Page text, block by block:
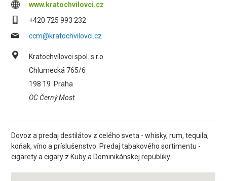
www.kratochvilovci.cz
+420 725 993 232
ccm@kratochvilovci.cz
Kratochvílovci spol. s r.o.
Chlumecká 765/6
198 19 Praha
OC Černý Most
Dovoz a predaj destilátov z celého sveta - whisky, rum, tequila,
koňak, víno a príslušenstvo. Predaj tabakového sortimentu -
cigarety a cigary z Kuby a Dominikánskej republiky.